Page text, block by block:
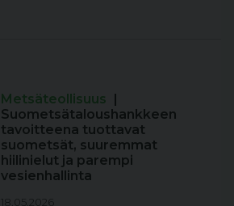
Metsäteollisuus |
Suometsätaloushankkeen
tavoitteena tuottavat
suometsät, suuremmat
hiilinielut ja parempi
vesienhallinta
18.05.2026